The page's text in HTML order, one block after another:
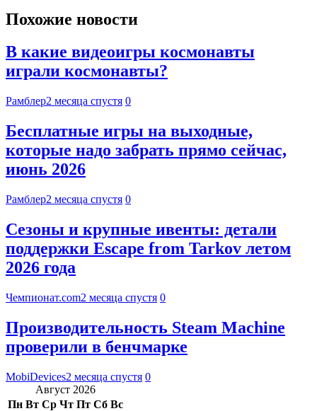
Похожие новости
В какие видеоигры космонавты
играли космонавты?
Рамблер2 месяца спустя 0
Бесплатные игры на выходные,
которые надо забрать прямо сейчас,
июнь 2026
Рамблер2 месяца спустя 0
Сезоны и крупные ивенты: детали
поддержки Escape from Tarkov летом
2026 года
Чемпионат.com2 месяца спустя 0
Производительность Steam Machine
проверили в бенчмарке
MobiDevices2 месяца спустя 0
Август 2026
Пн Вт Ср Чт Пт Сб Вс